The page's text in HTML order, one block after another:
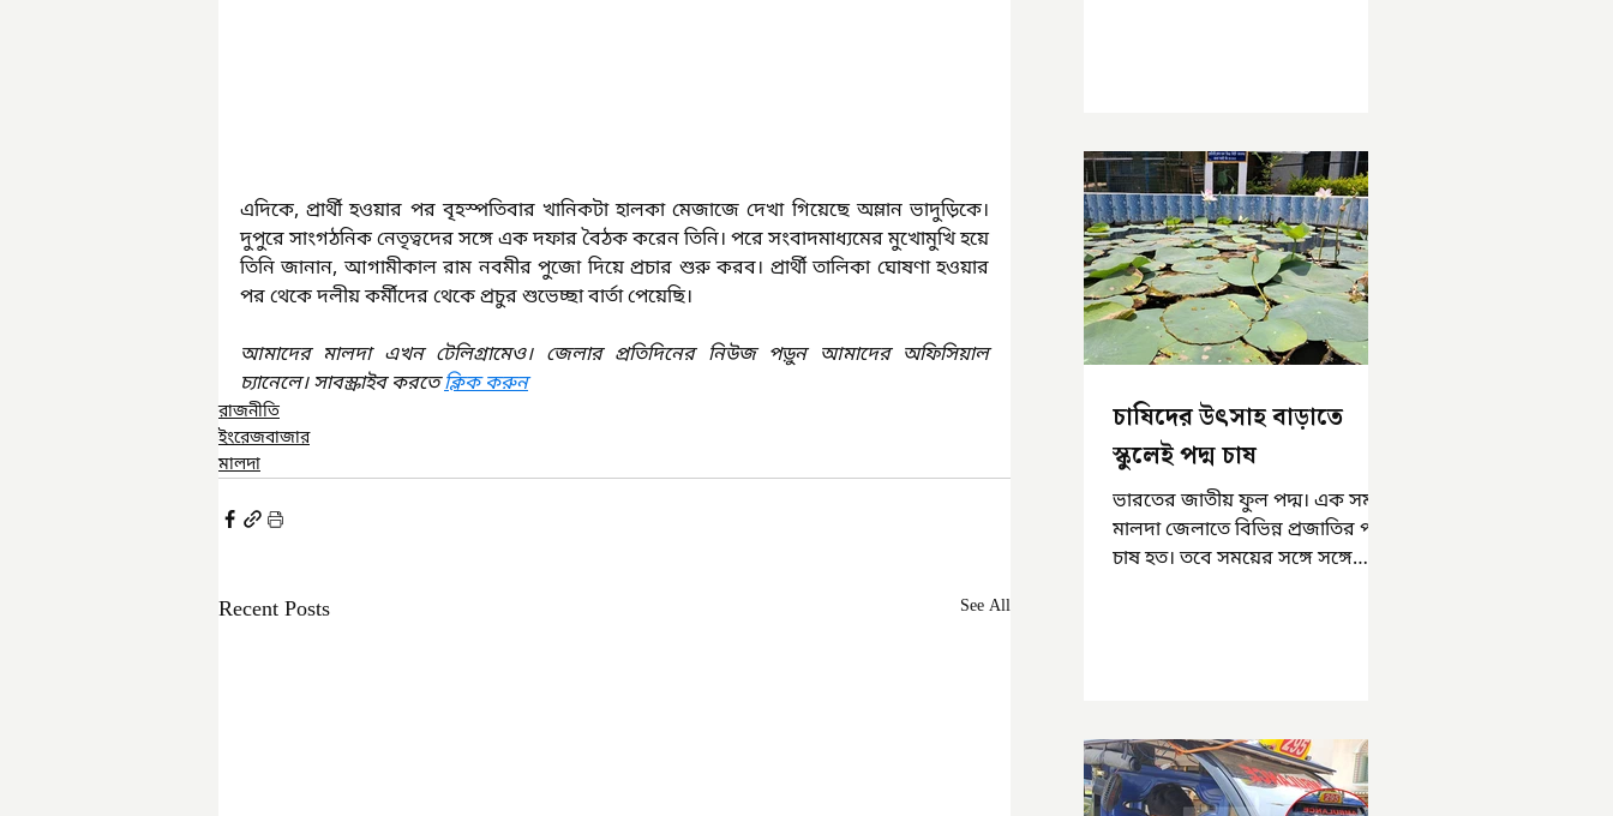
এদিকে, প্রার্থী হওয়ার পর বৃহস্পতিবার খানিকটা হালকা মেজাজে দেখা গিয়েছে অম্লান ভাদুড়িকে।
দুপুরে সাংগঠনিক নেতৃত্বদের সঙ্গে এক দফার বৈঠক করেন তিনি। পরে সংবাদমাধ্যমের মুখোমুখি হয়ে
তিনি জানান, আগামীকাল রাম নবমীর পুজো দিয়ে প্রচার শুরু করব। প্রার্থী তালিকা ঘোষণা হওয়ার
পর থেকে দলীয় কর্মীদের থেকে প্রচুর শুভেচ্ছা বার্তা পেয়েছি।
আমাদের মালদা এখন টেলিগ্রামেও। জেলার প্রতিদিনের নিউজ পড়ুন আমাদের অফিসিয়াল
চ্যানেলে। সাবস্ক্রাইব করতে ক্লিক করুন
রাজনীতি
ইংরেজবাজার
মালদা
Recent Posts See All
চাষিদের উৎসাহ বাড়াতে
স্কুলেই পদ্ম চাষ
ভারতের জাতীয় ফুল পদ্ম। এক সময়
মালদা জেলাতে বিভিন্ন প্রজাতির পদ্ম
চাষ হত। তবে সময়ের সঙ্গে সঙ্গে